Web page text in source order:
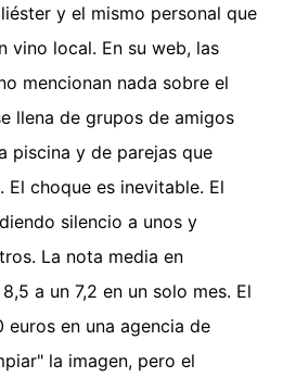
y el mismo personal que
vino local. En su web, las
mencionan nada sobre el
llena de grupos de amigos
piscina y de parejas que
El choque es inevitable. El
silencio a unos y
La nota media en
a un 7,2 en un solo mes. El
en una agencia de
la imagen, pero el